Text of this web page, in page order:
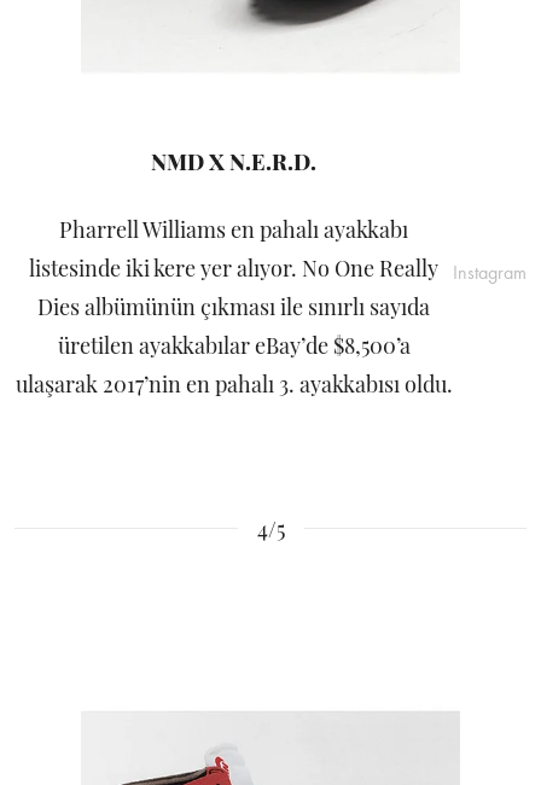
NMD X N.E.R.D.
Pharrell Williams en pahalı ayakkabı
listesinde iki kere yer alıyor. No One Really
Dies albümünün çıkması ile sınırlı sayıda
üretilen ayakkabılar eBay’de $8,500’a
ulaşarak 2017’nin en pahalı 3. ayakkabısı oldu.
Instagram
4/5